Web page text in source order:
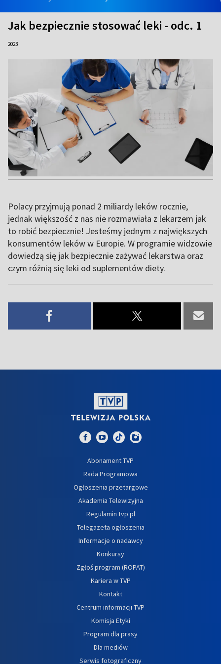
Jak bezpiecznie stosować leki - odc. 1
2023
Polacy przyjmują ponad 2 miliardy leków rocznie,
jednak większość z nas nie rozmawiała z lekarzem jak
to robić bezpiecznie! Jesteśmy jednym z największych
konsumentów leków w Europie. W programie widzowie
dowiedzą się jak bezpiecznie zażywać lekarstwa oraz
czym różnią się leki od suplementów diety.
Abonament TVP
Rada Programowa
Ogłoszenia przetargowe
Akademia Telewizyjna
Regulamin tvp.pl
Telegazeta ogłoszenia
Informacje o nadawcy
Konkursy
Zgłoś program (ROPAT)
Kariera w TVP
Kontakt
Centrum informacji TVP
Komisja Etyki
Program dla prasy
Dla mediów
Serwis fotograficzny